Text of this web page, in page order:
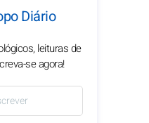
Diário
leituras de
se agora!